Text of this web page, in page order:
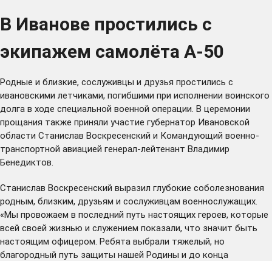
В Иванове простились с
экипажем самолёта А-50
Родные и близкие, сослуживцы и друзья простились с
ивановскими летчиками, погибшими при исполнении воинского
долга в ходе специальной военной операции. В церемонии
прощания также приняли участие губернатор Ивановской
области Станислав Воскресенский и Командующий военно-
транспортной авиацией генерал-лейтенант Владимир
Бенедиктов.
Станислав Воскресенский выразил глубокие соболезнования
родным, близким, друзьям и сослуживцам военнослужащих.
«Мы провожаем в последний путь настоящих героев, которые
всей своей жизнью и служением показали, что значит быть
настоящим офицером. Ребята выбрали тяжелый, но
благородный путь защиты нашей Родины и до конца